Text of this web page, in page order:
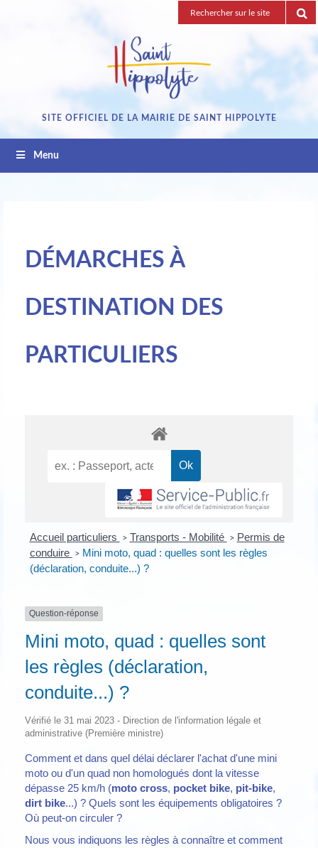
Recherche
pour
SITE OFFICIEL DE LA MAIRIE DE SAINT HIPPOLYTE
Menu
DÉMARCHES À
DESTINATION DES
PARTICULIERS
Accueil particuliers > Transports - Mobilité > Permis de
conduire
> Mini moto, quad : quelles sont les règles
(déclaration, conduite...) ?
Question-réponse
Mini moto, quad : quelles sont
les règles (déclaration,
conduite...) ?
Vérifié le 31 mai 2023 - Direction de l'information légale et
administrative (Première ministre)
Comment et dans quel délai déclarer l'achat d'une mini
moto ou d'un quad non homologués dont la vitesse
dépasse 25 km/h (moto cross, pocket bike, pit-bike,
dirt bike...) ? Quels sont les équipements obligatoires ?
Où peut-on circuler ?
Nous vous indiquons les règles à connaître et comment